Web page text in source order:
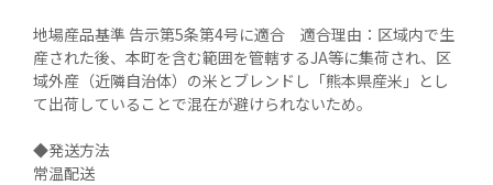
地場産品基準 告示第5条第4号に適合　適合理由：区域内で生
産された後、本町を含む範囲を管轄するJA等に集荷され、区
域外産（近隣自治体）の米とブレンドし「熊本県産米」とし
て出荷していることで混在が避けられないため。
◆発送方法
常温配送